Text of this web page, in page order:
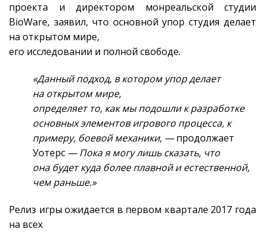
проекта и директором монреальской студии
BioWare, заявил, что основной упор студия делает
на открытом мире,
его исследовании и полной свободе.
«Данный подход, в котором упор делает
на открытом мире,
определяет то, как мы подошли к разработке
основных элементов игрового процесса, к
примеру, боевой механики, —продолжает
Уотерс — Пока я могу лишь сказать, что
она будет куда более плавной и естественной,
чем раньше.»
Релиз игры ожидается в первом квартале 2017 года
на всех